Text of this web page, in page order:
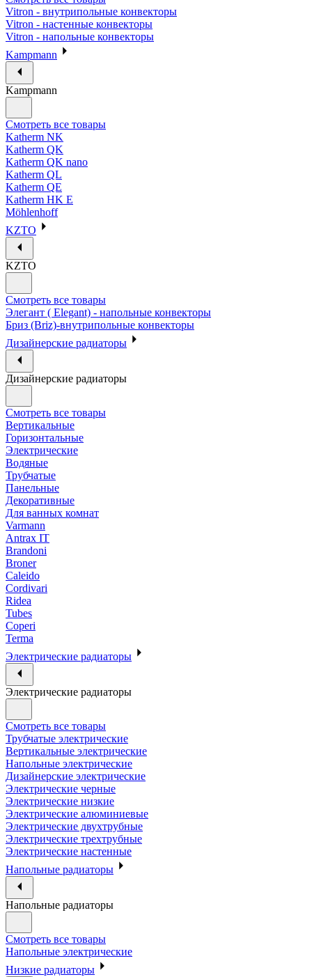
Vitron - внутрипольные конвекторы
Vitron - настенные конвекторы
Vitron - напольные конвекторы
Kampmann
Kampmann
Смотреть все товары
Katherm NK
Katherm QK
Katherm QK nano
Katherm QL
Katherm QE
Katherm HK E
Möhlenhoff
KZTO
KZTO
Смотреть все товары
Элегант ( Elegant) - напольные конвекторы
Бриз (Briz)-внутрипольные конвекторы
Дизайнерские радиаторы
Дизайнерские радиаторы
Смотреть все товары
Вертикальные
Горизонтальные
Электрические
Водяные
Трубчатые
Панельные
Декоративные
Для ванных комнат
Varmann
Antrax IT
Brandoni
Broner
Caleido
Cordivari
Ridea
Tubes
Coperi
Terma
Электрические радиаторы
Электрические радиаторы
Смотреть все товары
Трубчатые электрические
Вертикальные электрические
Напольные электрические
Дизайнерские электрические
Электрические черные
Электрические низкие
Электрические алюминиевые
Электрические двухтрубные
Электрические трехтрубные
Электрические настенные
Напольные радиаторы
Напольные радиаторы
Смотреть все товары
Напольные электрические
Низкие радиаторы